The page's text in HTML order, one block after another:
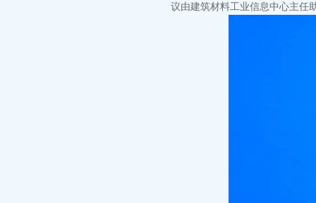
议由建筑材料工业信息中心主任